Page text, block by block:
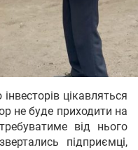
цікавляться
не буде приходити на
від нього
підприємці,